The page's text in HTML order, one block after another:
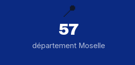
📍
57
département Moselle